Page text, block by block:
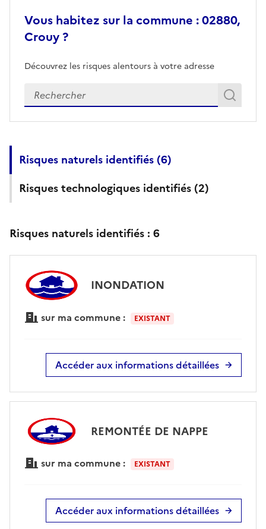
Vous habitez sur la commune : 02880,
Crouy ?
Découvrez les risques alentours à votre adresse
Veuillez renseigner votre adresse exacte
Risques naturels identifiés (6)
Risques technologiques identifiés (2)
Risques naturels identifiés : 6
INONDATION
sur ma commune : EXISTANT
Accéder aux informations détaillées
REMONTÉE DE NAPPE
sur ma commune : EXISTANT
Accéder aux informations détaillées